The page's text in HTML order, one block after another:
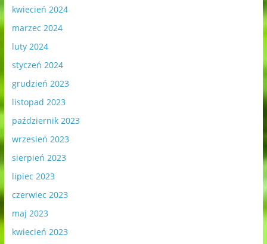
kwiecień 2024
marzec 2024
luty 2024
styczeń 2024
grudzień 2023
listopad 2023
październik 2023
wrzesień 2023
sierpień 2023
lipiec 2023
czerwiec 2023
maj 2023
kwiecień 2023